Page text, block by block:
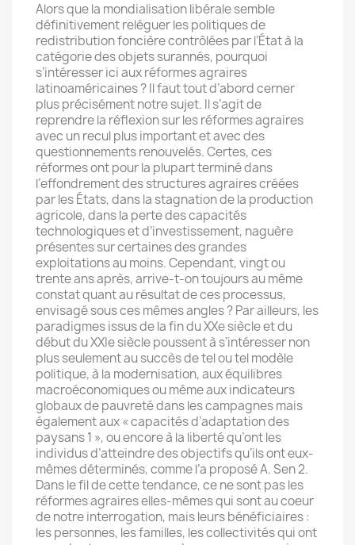
Alors que la mondialisation libérale semble
définitivement reléguer les politiques de
redistribution foncière contrôlées par l’État à la
catégorie des objets surannés, pourquoi
s’intéresser ici aux réformes agraires
latinoaméricaines ? Il faut tout d’abord cerner
plus précisément notre sujet. Il s’agit de
reprendre la réflexion sur les réformes agraires
avec un recul plus important et avec des
questionnements renouvelés. Certes, ces
réformes ont pour la plupart terminé dans
l’effondrement des structures agraires créées
par les États, dans la stagnation de la production
agricole, dans la perte des capacités
technologiques et d’investissement, naguère
présentes sur certaines des grandes
exploitations au moins. Cependant, vingt ou
trente ans après, arrive-t-on toujours au même
constat quant au résultat de ces processus,
envisagé sous ces mêmes angles ? Par ailleurs, les
paradigmes issus de la fin du XXe siècle et du
début du XXIe siècle poussent à s’intéresser non
plus seulement au succès de tel ou tel modèle
politique, à la modernisation, aux équilibres
macroéconomiques ou même aux indicateurs
globaux de pauvreté dans les campagnes mais
également aux « capacités d’adaptation des
paysans 1 », ou encore à la liberté qu’ont les
individus d’atteindre des objectifs qu’ils ont eux-
mêmes déterminés, comme l’a proposé A. Sen 2.
Dans le fil de cette tendance, ce ne sont pas les
réformes agraires elles-mêmes qui sont au coeur
de notre interrogation, mais leurs bénéficiaires :
les personnes, les familles, les collectivités qui ont